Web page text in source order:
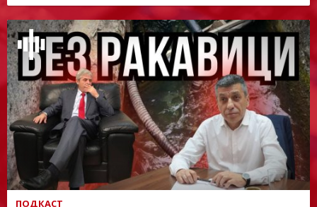
ПОДКАСТ